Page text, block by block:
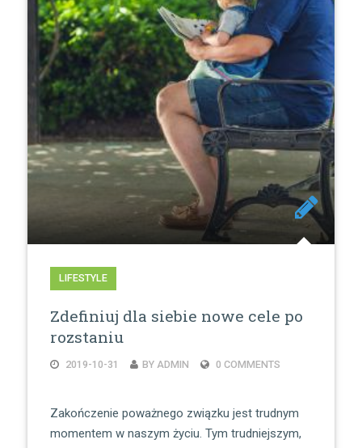
LIFESTYLE
Zdefiniuj dla siebie nowe cele po
rozstaniu
2019-10-31 BY ADMIN 0 COMMENTS
Zakończenie poważnego związku jest trudnym
momentem w naszym życiu. Tym trudniejszym,